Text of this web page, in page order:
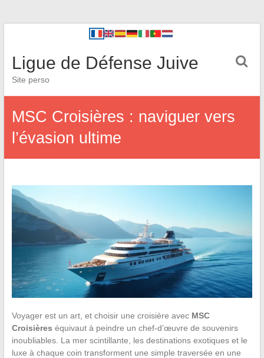
Ligue de Défense Juive
Site perso
MSC Croisières : naviguer vers
l’évasion ultime
Voyager est un art, et choisir une croisière avec MSC
Croisières équivaut à peindre un chef-d’œuvre de souvenirs
inoubliables. La mer scintillante, les destinations exotiques et le
luxe à chaque coin transforment une simple traversée en une